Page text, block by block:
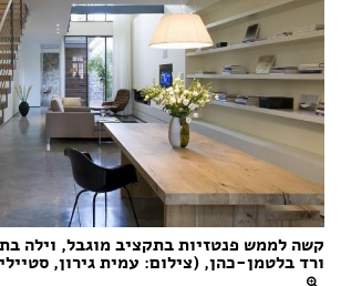
קשה לממש פנטזיות בתקציב מוגבל, וילה
ורד בלטמן-כהן, (צילום: עמית גירון,